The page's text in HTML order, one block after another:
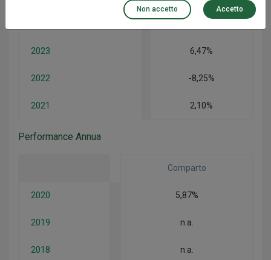
2023 6,47%
2022 -8,25%
2021 2,10%
Performance Annua
Comparto
2020 5,87%
2019 n.a.
2018 n.a.
Non accetto Accetto